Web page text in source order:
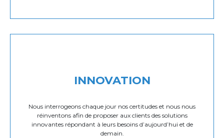
INNOVATION
Nous interrogeons chaque jour nos certitudes et nous nous
réinventons afin de proposer aux clients des solutions
innovantes répondant à leurs besoins d’aujourd’hui et de
demain.